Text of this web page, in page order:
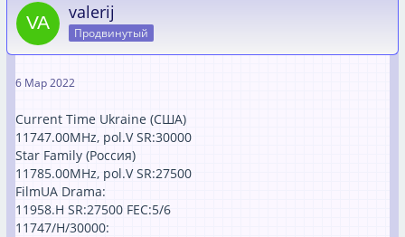
valerij
Продвинутый
6 Мар 2022
Current Time Ukraine (США)
11747.00MHz, pol.V SR:30000
Star Family (Россия)
11785.00MHz, pol.V SR:27500
FilmUA Drama:
11958.H SR:27500 FEC:5/6
11747/H/30000: